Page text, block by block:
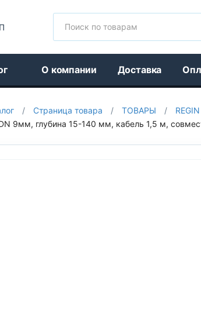
О компании Доставка
/ Страница товара / ТОВАРЫ / REGIN
9мм, глубина 15-140 мм, кабель 1,5 м,